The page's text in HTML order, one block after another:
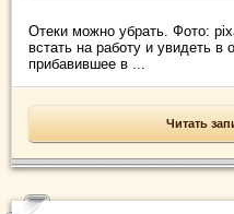
Отеки можно убрать. Фото:
встать на работу и увидеть в
прибавившее в ...
Читать